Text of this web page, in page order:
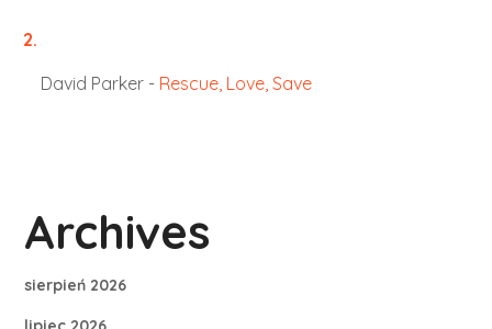
David Parker- Rescue, Love, Save
Archives
sierpień 2026